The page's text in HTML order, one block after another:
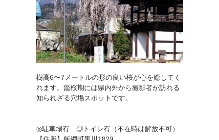
樹高6〜7メートルの形の良い桜が心を癒してく
れます。鑑桜期には県内外から撮影者が訪れる
知られざる穴場スポットです。
◎駐車場有 ◎トイレ有（不在時は解放不可）